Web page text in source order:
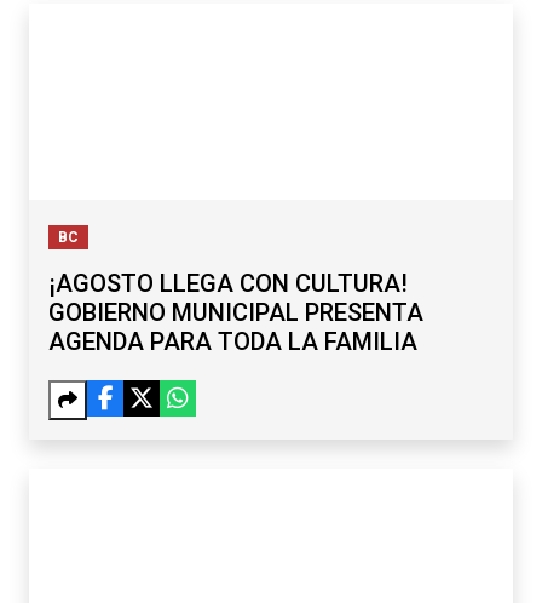
BC
¡AGOSTO LLEGA CON CULTURA!
GOBIERNO MUNICIPAL PRESENTA
AGENDA PARA TODA LA FAMILIA